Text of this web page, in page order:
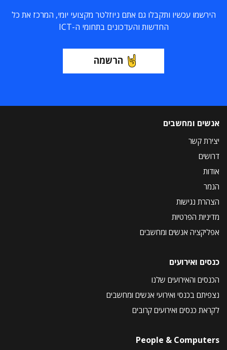
הירשמו עכשיו ותקבלו גם אתם ניוזלטר מקצועי יומי, המרכז את כל
החדשות והעדכונים בתחומי ה-ICT
הרשמה
אנשים ומחשבים
יצירת קשר
דרושים
אודות
הנמר
הצהרת נגישות
מדיניות הפרטיות
אפליקציה אנשים ומחשבים
כנסים ואירועים
הכנסים והאירועים שלנו
נצפיתם בכנסי ואירועי אנשים ומחשבים
לקראת כנסים ואירועים קרובים
People & Computers